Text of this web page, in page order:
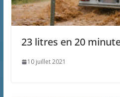
23 litres en 20
10 juillet 2021